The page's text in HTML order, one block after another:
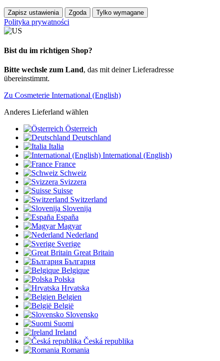
Zapisz ustawienia Zgoda Tylko wymagane
Polityka prywatności
Bist du im richtigen Shop?
Bitte wechsle zum Land, das mit deiner Lieferadresse
übereinstimmt.
Zu Cosmeterie International (English)
Anderes Lieferland wählen
Österreich
Deutschland
Italia
International (English)
France
Schweiz
Svizzera
Suisse
Switzerland
Slovenija
España
Magyar
Nederland
Sverige
Great Britain
България
Belgique
Polska
Hrvatska
Belgien
België
Slovensko
Suomi
Ireland
Česká republika
Romania